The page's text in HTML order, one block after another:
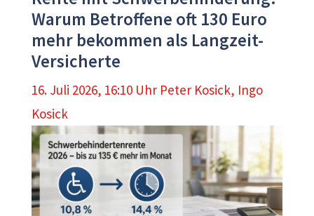
Warum Betroffene oft 130 Euro
mehr bekommen als Langzeit-
Versicherte
16. Juli 2026, 16:10 Uhr Peter Kosick, Ingo
Kosick